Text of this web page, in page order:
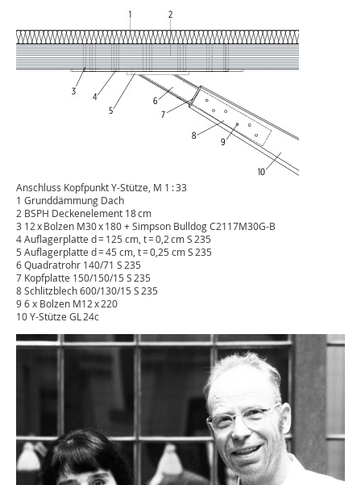
Anschluss Kopfpunkt Y-Stütze, M 1 : 33
1 Grunddämmung Dach
2 BSPH Deckenelement 18 cm
3 12 x Bolzen M30 x 180 + Simpson Bulldog C2117M30G-B
4 Auflagerplatte d = 125 cm, t = 0,2 cm S 235
5 Auflagerplatte d = 45 cm, t = 0,25 cm S 235
6 Quadratrohr 140/71 S 235
7 Kopfplatte 150/150/15 S 235
8 Schlitzblech 600/130/15 S 235
9 6 x Bolzen M12 x 220
10 Y-Stütze GL 24c